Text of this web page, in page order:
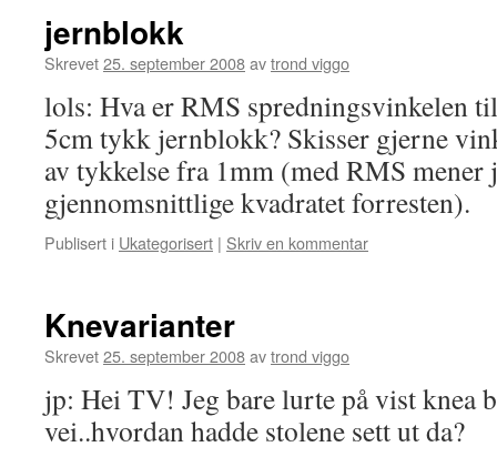
jernblokk
Skrevet25. september 2008avtrond viggo
lols: Hva er RMS spredningsvinkelen
5cm tykk jernblokk? Skisser gjerne
av tykkelse fra 1mm (med RMS mener
gjennomsnittlige kvadratet forresten).
Publisert i Ukategorisert | Skriv en kommentar
Knevarianter
Skrevet25. september 2008avtrond viggo
jp: Hei TV! Jeg bare lurte på vist knea
vei..hvordan hadde stolene sett ut da?